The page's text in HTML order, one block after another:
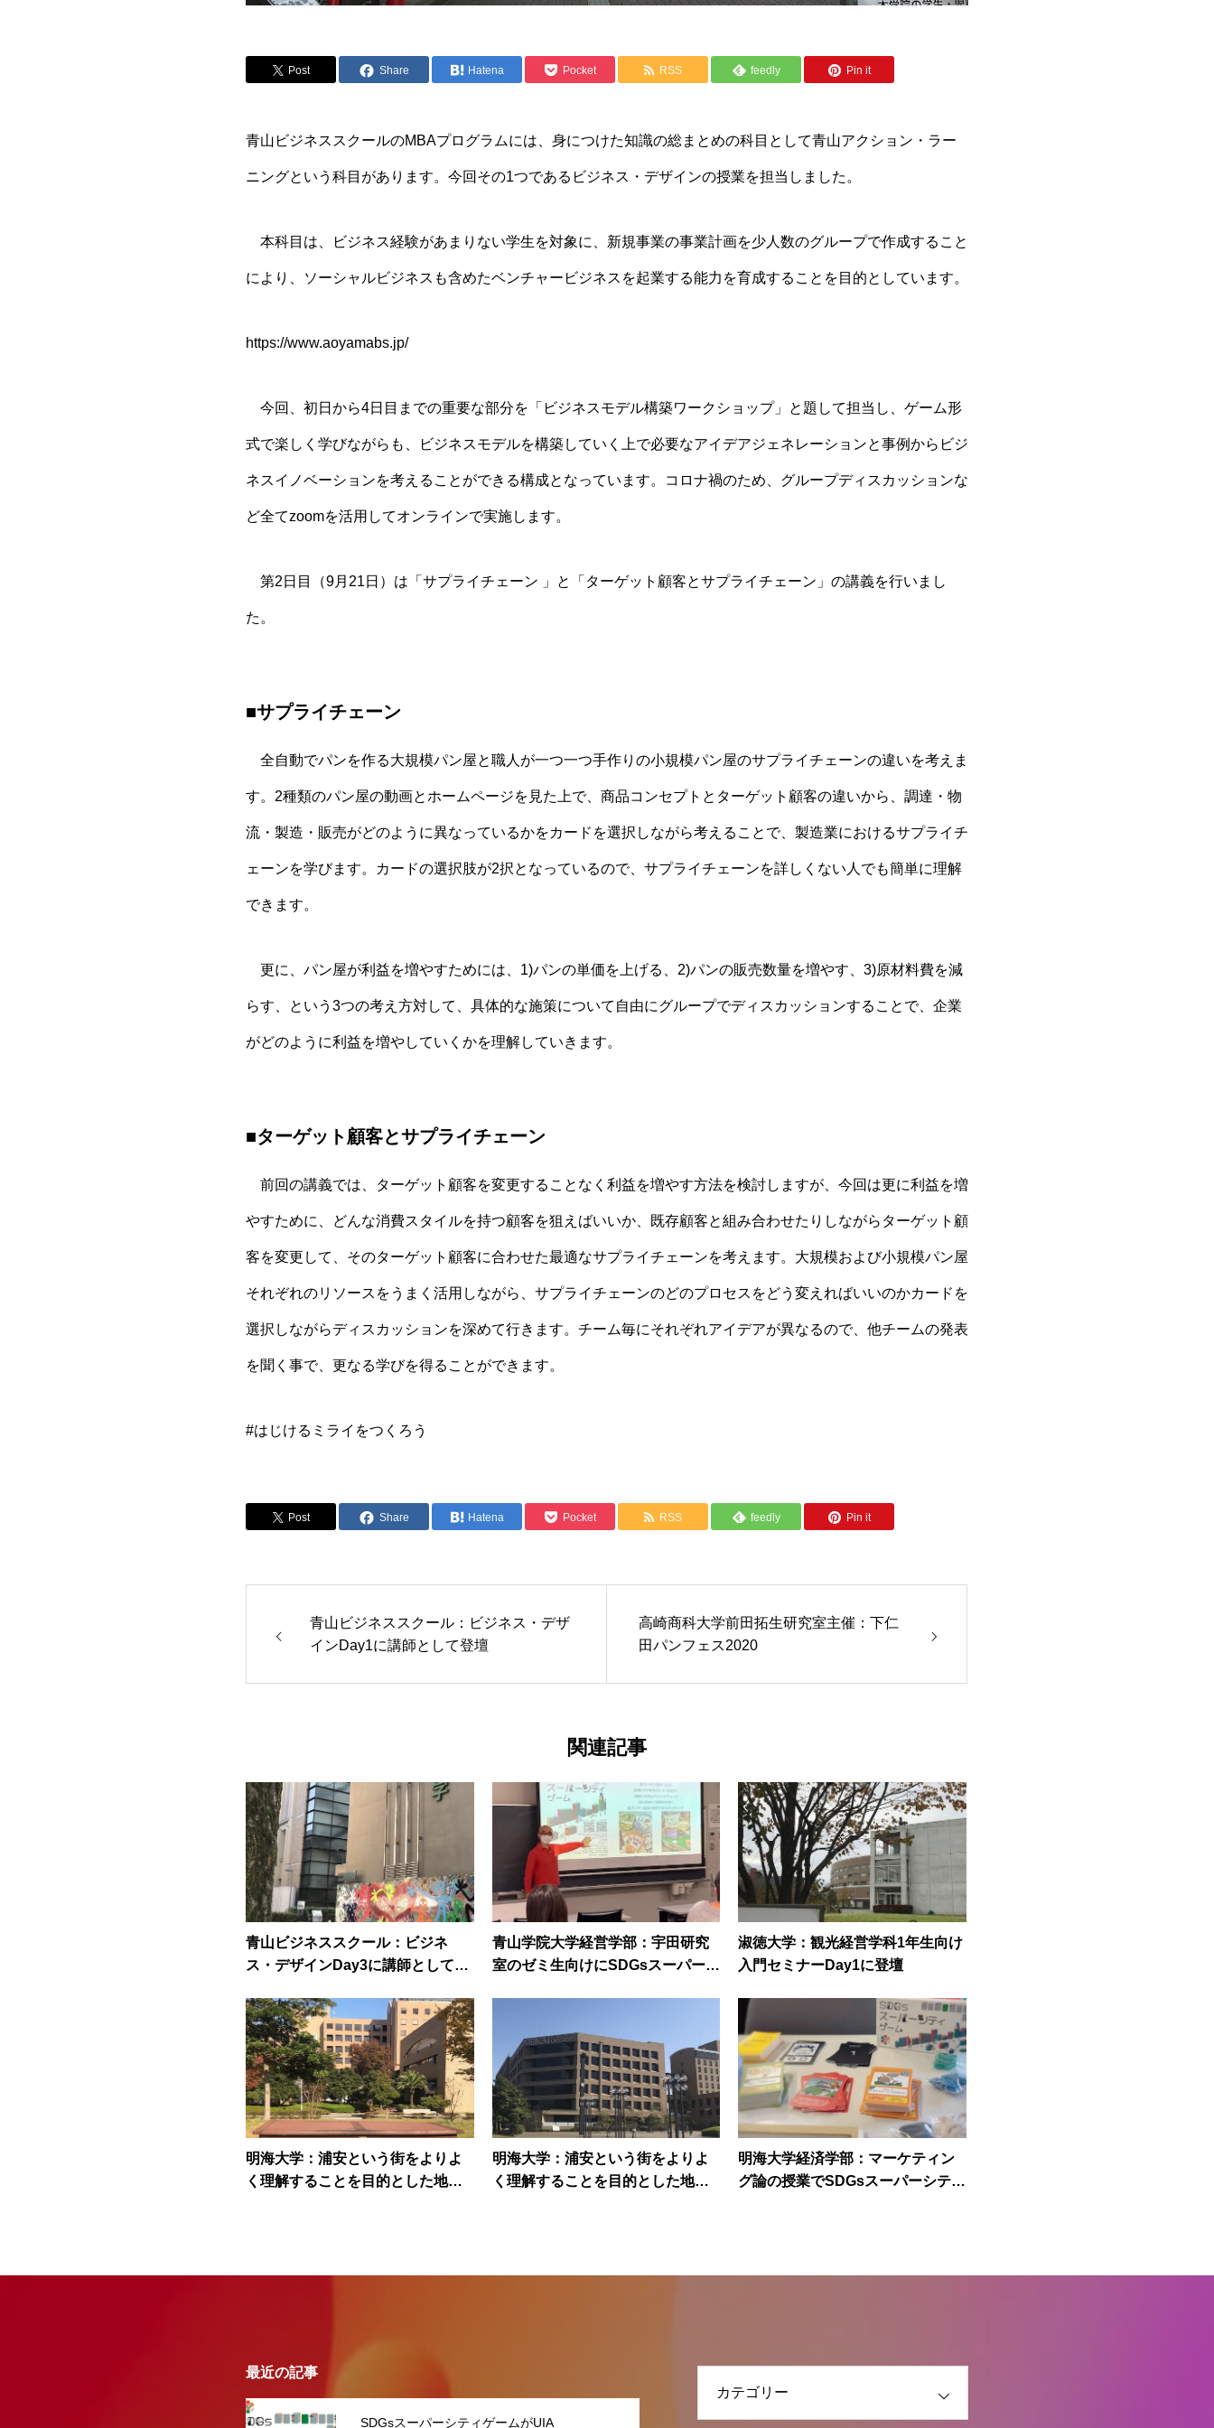
Post Share Hatena Pocket RSS feedly Pin it
青山ビジネススクールのMBAプログラムには、身につけた知識の総まとめの科目として青山アクション・ラー
ニングという科目があります。今回その1つであるビジネス・デザインの授業を担当しました。
本科目は、ビジネス経験があまりない学生を対象に、新規事業の事業計画を少人数のグループで作成すること
により、ソーシャルビジネスも含めたベンチャービジネスを起業する能力を育成することを目的としています。
https://www.aoyamabs.jp/
今回、初日から4日目までの重要な部分を「ビジネスモデル構築ワークショップ」と題して担当し、ゲーム形
式で楽しく学びながらも、ビジネスモデルを構築していく上で必要なアイデアジェネレーションと事例からビジ
ネスイノベーションを考えることができる構成となっています。コロナ禍のため、グループディスカッションな
ど全てzoomを活用してオンラインで実施します。
第2日目（9月21日）は「サプライチェーン 」と「ターゲット顧客とサプライチェーン」の講義を行いまし
た。
■サプライチェーン
全自動でパンを作る大規模パン屋と職人が一つ一つ手作りの小規模パン屋のサプライチェーンの違いを考えま
す。2種類のパン屋の動画とホームページを見た上で、商品コンセプトとターゲット顧客の違いから、調達・物
流・製造・販売がどのように異なっているかをカードを選択しながら考えることで、製造業におけるサプライチ
ェーンを学びます。カードの選択肢が2択となっているので、サプライチェーンを詳しくない人でも簡単に理解
できます。
更に、パン屋が利益を増やすためには、1)パンの単価を上げる、2)パンの販売数量を増やす、3)原材料費を減
らす、という3つの考え方対して、具体的な施策について自由にグループでディスカッションすることで、企業
がどのように利益を増やしていくかを理解していきます。
■ターゲット顧客とサプライチェーン
前回の講義では、ターゲット顧客を変更することなく利益を増やす方法を検討しますが、今回は更に利益を増
やすために、どんな消費スタイルを持つ顧客を狙えばいいか、既存顧客と組み合わせたりしながらターゲット顧
客を変更して、そのターゲット顧客に合わせた最適なサプライチェーンを考えます。大規模および小規模パン屋
それぞれのリソースをうまく活用しながら、サプライチェーンのどのプロセスをどう変えればいいのかカードを
選択しながらディスカッションを深めて行きます。チーム毎にそれぞれアイデアが異なるので、他チームの発表
を聞く事で、更なる学びを得ることができます。
#はじけるミライをつくろう
Post Share Hatena Pocket RSS feedly Pin it
青山ビジネススクール：ビジネス・デザ
インDay1に講師として登壇
高崎商科大学前田拓生研究室主催：下仁
田パンフェス2020
関連記事
青山ビジネススクール：ビジネ
ス・デザインDay3に講師として登
青山学院大学経営学部：宇田研究
室のゼミ生向けにSDGsスーパーシ
淑徳大学：観光経営学科1年生向け
入門セミナーDay1に登壇
明海大学：浦安という街をよりよ
く理解することを目的とした地域
明海大学：浦安という街をよりよ
く理解することを目的とした地域
明海大学経済学部：マーケティン
グ論の授業でSDGsスーパーシティ
最近の記事
SDGsスーパーシティゲームがUIA